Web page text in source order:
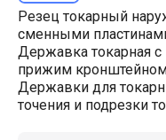
Резец токарный
сменными
Державка токарная
прижим
Державки для
точения и подрезки